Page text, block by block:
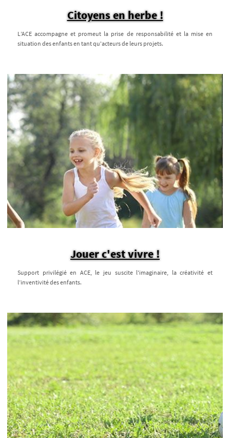
Citoyens en herbe !
L’ACE accompagne et promeut la prise de responsabilité et la mise en
situation des enfants en tant qu'acteurs de leurs projets.
Jouer c'est vivre !
Support privilégié en ACE, le jeu suscite l'imaginaire, la créativité et
l’inventivité des enfants.